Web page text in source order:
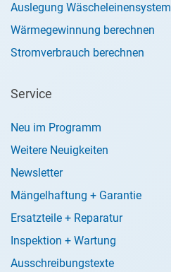
Auslegung Wäscheleinensystem
Wärmegewinnung berechnen
Stromverbrauch berechnen
Service
Neu im Programm
Weitere Neuigkeiten
Newsletter
Mängelhaftung + Garantie
Ersatzteile + Reparatur
Inspektion + Wartung
Ausschreibungstexte